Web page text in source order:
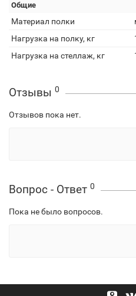
Общие
Материал полки
Нагрузка на полку, кг
Нагрузка на стеллаж, кг
Отзывы 0
Отзывов пока нет.
Вопрос - Ответ 0
Пока не было вопросов.